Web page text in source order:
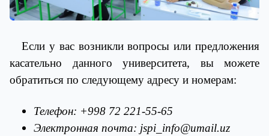
Если у вас возникли вопросы или предложения
касательно данного университета, вы можете
обратиться по следующему адресу и номерам:
Телефон: +998 72 221-55-65
Электронная почта: jspi info@umail.uz